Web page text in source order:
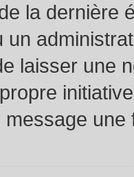
la dernière
un
laisser une
une